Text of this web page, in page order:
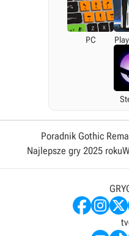
PC
Poradnik Gothic
Najlepsze gry 2025 roku